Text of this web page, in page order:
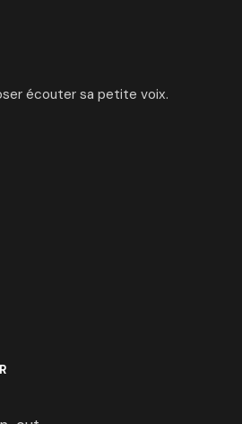
écouter sa petite voix.